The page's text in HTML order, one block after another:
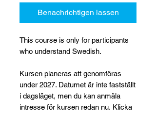
Benachrichtigen lassen
This course is only for participants
who understand Swedish.
Kursen planeras att genomföras
under 2027. Datumet är inte fastställt
i dagsläget, men du kan anmäla
intresse för kursen redan nu. Klicka